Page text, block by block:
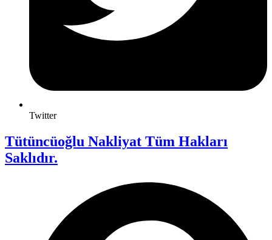
Twitter
Tütüncüoğlu Nakliyat Tüm Hakları
Saklıdır.